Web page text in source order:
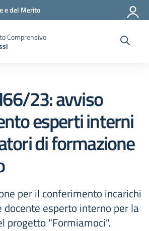
e del Merito
Comprensivo
23: avviso
esperti interni
di formazione
per il conferimento incarichi
docente esperto interno per la
progetto "Formiamoci".